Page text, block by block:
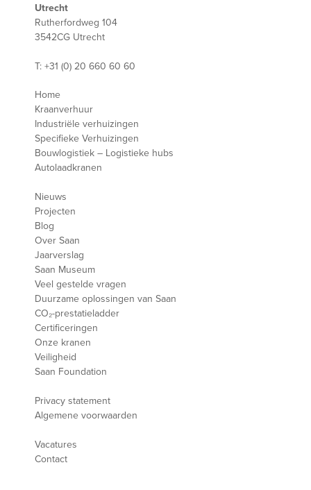
Utrecht
Rutherfordweg 104
3542CG Utrecht
T: +31 (0) 20 660 60 60
Home
Kraanverhuur
Industriële verhuizingen
Specifieke Verhuizingen
Bouwlogistiek – Logistieke hubs
Autolaadkranen
Nieuws
Projecten
Blog
Over Saan
Jaarverslag
Saan Museum
Veel gestelde vragen
Duurzame oplossingen van Saan
CO₂-prestatieladder
Certificeringen
Onze kranen
Veiligheid
Saan Foundation
Privacy statement
Algemene voorwaarden
Vacatures
Contact